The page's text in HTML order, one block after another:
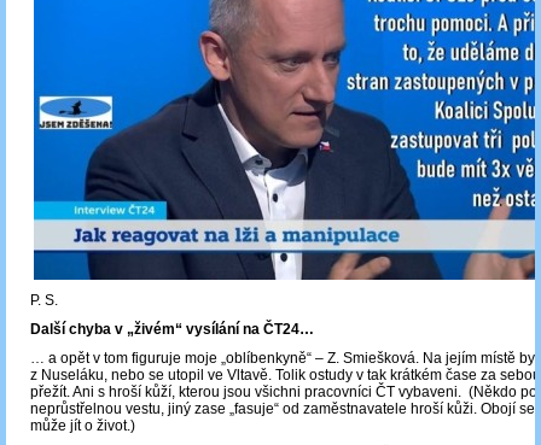
P. S.
Další chyba v „živém“ vysílání na ČT24…
… a opět v tom figuruje moje „oblíbenkyně“ ‒ Z. Smiešková. Na jejím místě
z Nuseláku, nebo se utopil ve Vltavě. Tolik ostudy v tak krátkém čase za
přežít. Ani s hroší kůží, kterou jsou všichni pracovníci ČT vybaveni. (Někdo
neprůstřelnou vestu, jiný zase „fasuje“ od zaměstnavatele hroší kůži. Obojí se
může jít o život.)